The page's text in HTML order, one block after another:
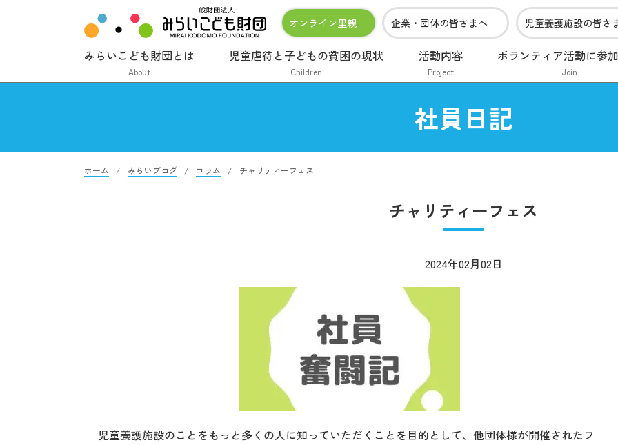
オンライン里親 企業・団体の皆さまへ 児童養護施設の皆さ
みらいこども財団とは
About
児童虐待と子どもの貧困の現状
Children
活動内容
Project
ボランティア活動に参
Join
社員日記
ホーム みらいブログ コラム チャリティーフェス
チャリティーフェス
2024年02月02日
児童養護施設のことをもっと多くの人に知っていただくことを目的として、他団体様が開催されたフ